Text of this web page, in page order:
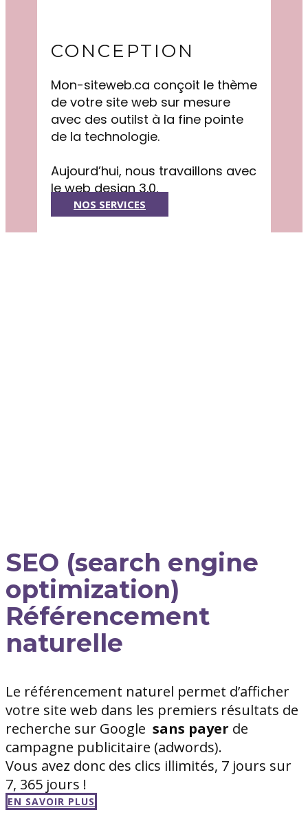
CONCEPTION
Mon-siteweb.ca conçoit le thème
de votre site web sur mesure
avec des outilst à la fine pointe
de la technologie.
Aujourd’hui, nous travaillons avec
le web design 3.0.
NOS SERVICES
SEO (search engine
optimization)
Référencement
naturelle
Le référencement naturel permet d’afficher
votre site web dans les premiers résultats de
recherche sur Google sans payer de
campagne publicitaire (adwords).
Vous avez donc des clics illimités, 7 jours sur
7, 365 jours !
EN SAVOIR PLUS